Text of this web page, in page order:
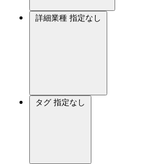
詳細業種 指定なし
タグ 指定なし